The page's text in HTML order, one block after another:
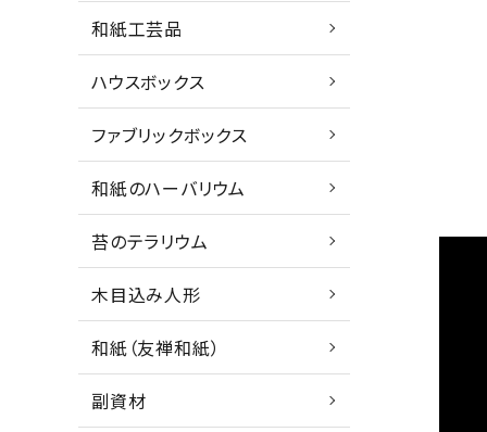
和紙工芸品
ハウスボックス
ファブリックボックス
和紙のハーバリウム
苔のテラリウム
木目込み人形
和紙（友禅和紙）
副資材